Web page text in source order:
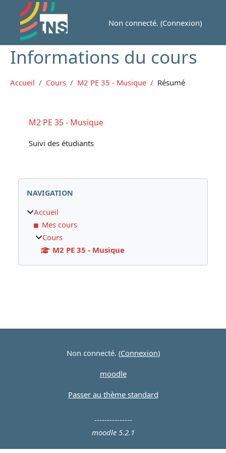
Passer au contenu principal
Non connecté. (Connexion)
Informations du cours
Accueil Cours M2 PE 35 - Musique Résumé
M2 PE 35 - Musique
Suivi des étudiants
Blocs
Passer Navigation
NAVIGATION
Accueil
Mes cours
Cours
M2 PE 35 - Musique
Non connecté. (Connexion)
moodle
Passer au thème standard
---------------
moodle 5.2.1